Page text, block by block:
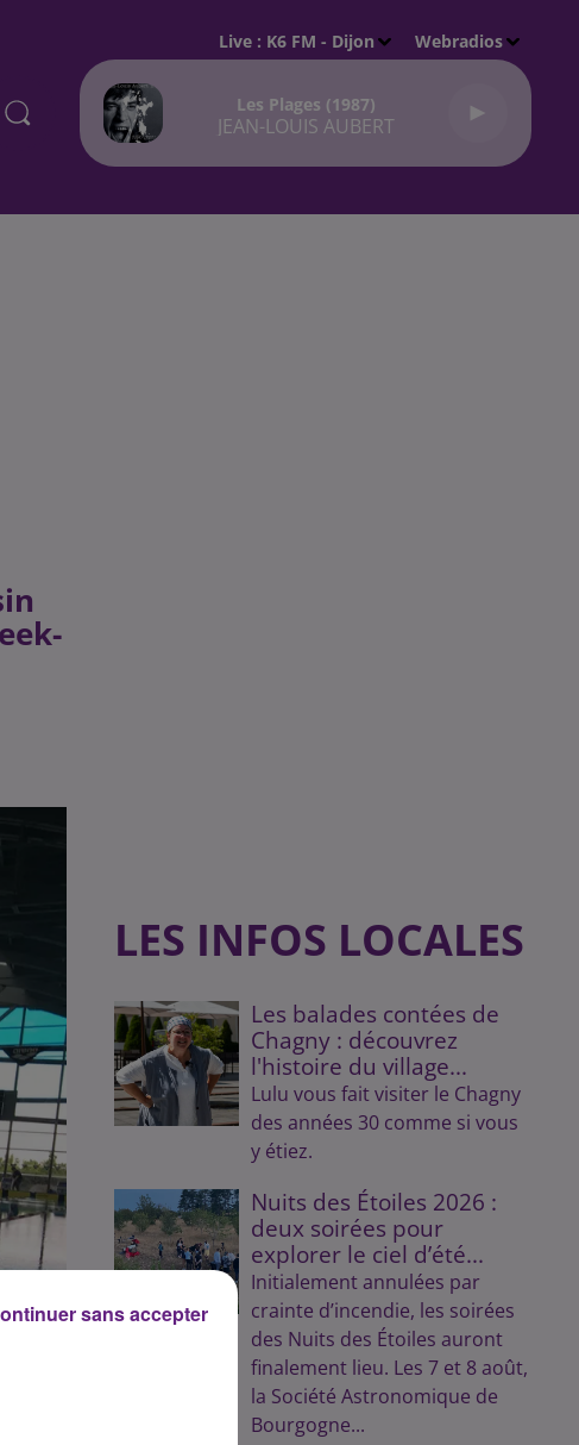
Live : K6 FM - Dijon Webradios
Les Plages (1987)
JEAN-LOUIS AUBERT
LES INFOS LOCALES
Les balades contées de
Chagny : découvrez
l'histoire du village...
Lulu vous fait visiter le Chagny
des années 30 comme si vous
y étiez.
Nuits des Étoiles 2026 :
deux soirées pour
explorer le ciel d’été...
Initialement annulées par
crainte d’incendie, les soirées
des Nuits des Étoiles auront
finalement lieu. Les 7 et 8 août,
la Société Astronomique de
Bourgogne...
sans accepter